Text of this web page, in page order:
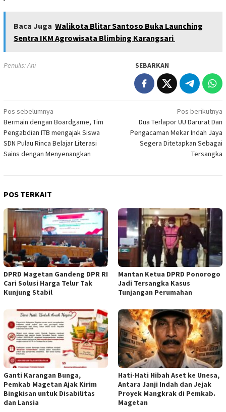
Baca Juga Walikota Blitar Santoso Buka Launching
Sentra IKM Agrowisata Blimbing Karangsari
Penulis: Ani SEBARKAN
Navigasi
pos
Pos sebelumnya
Bermain dengan Boardgame, Tim
Pengabdian ITB mengajak Siswa
SDN Pulau Rinca Belajar Literasi
Sains dengan Menyenangkan
Pos berikutnya
Dua Terlapor UU Darurat Dan
Pengacaman Mekar Indah Jaya
Segera Ditetapkan Sebagai
Tersangka
POS TERKAIT
DPRD Magetan Gandeng DPR RI
Cari Solusi Harga Telur Tak
Kunjung Stabil
Mantan Ketua DPRD Ponorogo
Jadi Tersangka Kasus
Tunjangan Perumahan
Ganti Karangan Bunga,
Pemkab Magetan Ajak Kirim
Bingkisan untuk Disabilitas
dan Lansia
Hati-Hati Hibah Aset ke Unesa,
Antara Janji Indah dan Jejak
Proyek Mangkrak di Pemkab.
Magetan